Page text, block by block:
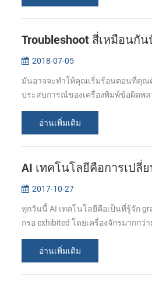
Troubleshoot สี่เหมือนกั
2018-07-05
มันอาจจะทำให้คุณเริ่มร้อนตอนที่คุณ
ประสบการณ์ของเครื่องพิมพ์ข้อผิดพ
อ่านเพิ่มเติม
AI เทคโนโลยีคือการเปลี่
2017-10-27
ทุกวันนี้ AI เทคโนโลยีคือเป็นที่รู้จัก
กรอ exhibited โดยเครื่องจักรมากกว่
อ่านเพิ่มเติม